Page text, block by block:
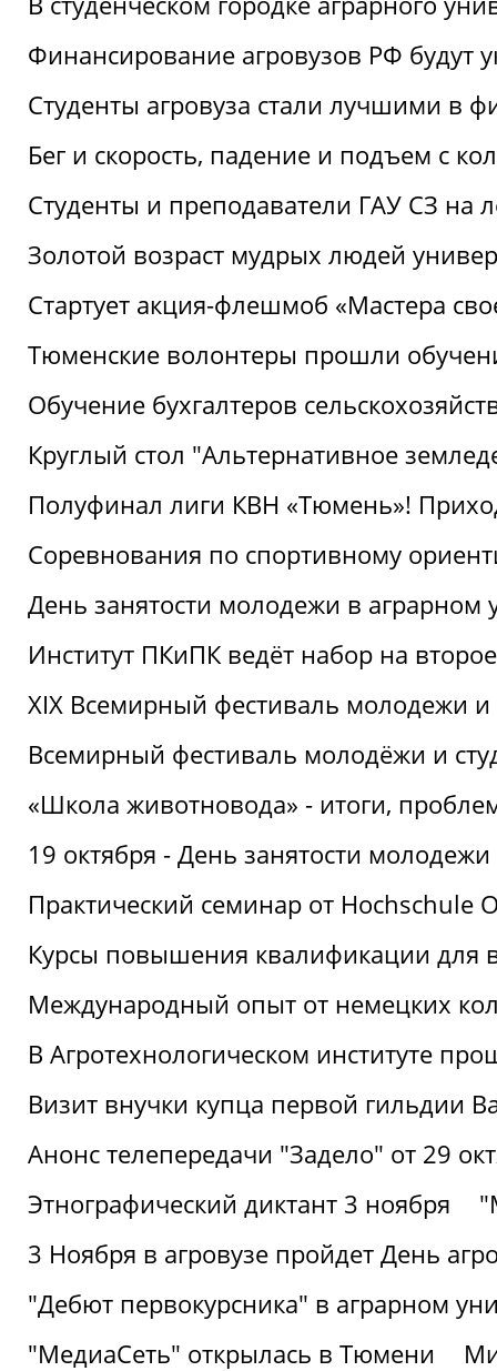
Финансирование агровузов РФ будут
Студенты агровуза стали лучшими в
Бег и скорость, падение и подъем с
Студенты и преподаватели ГАУ СЗ
Золотой возраст мудрых людей
Стартует акция-флешмоб «Мастера
Тюменские волонтеры прошли
Обучение бухгалтеров
Круглый стол "Альтернативное
Полуфинал лиги КВН «Тюмень»!
Соревнования по спортивному
День занятости молодежи в аграрном
Институт ПКиПК ведёт набор на
XIX Всемирный фестиваль молодежи
Всемирный фестиваль молодёжи и
«Школа животновода» - итоги,
19 октября - День занятости молодежи
Практический семинар от Hochschule
Курсы повышения квалификации для
Международный опыт от немецких
В Агротехнологическом институте
Визит внучки купца первой гильдии
Анонс телепередачи "Задело" от 29
Этнографический диктант 3 ноября
3 Ноября в агровузе пройдет День
"Дебют первокурсника" в аграрном
"МедиаСеть" открылась в Тюмени